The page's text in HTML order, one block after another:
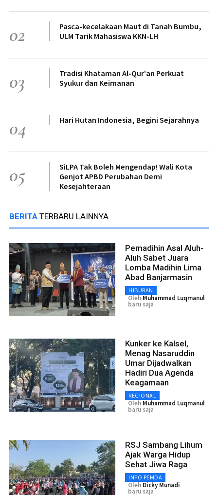
02
Pasca-kecelakaan Maut di Tanah Bumbu,
ULM Tarik Mahasiswa KKN-LH
03
Tradisi Khataman Al-Qur'an Perkuat
Syukur dan Keimanan
04 Hari Hutan Indonesia, Begini Sejarahnya
05
SiLPA Tak Boleh Mengendap! Wali Kota
Genjot APBD Perubahan Demi
Kesejahteraan
BERITA TERBARU LAINNYA
Pemadihin Asal Aluh-
Aluh Sabet Juara
Lomba Madihin Lima
Abad Banjarmasin
HIBURAN
Oleh Muhammad Luqmanul
baru saja
Kunker ke Kalsel,
Menag Nasaruddin
Umar Dijadwalkan
Hadiri Dua Agenda
Keagamaan
REGIONAL
Oleh Muhammad Luqmanul
baru saja
RSJ Sambang Lihum
Ajak Warga Hidup
Sehat Jiwa Raga
INFO PEMDA
Oleh Dicky Munadi
baru saja